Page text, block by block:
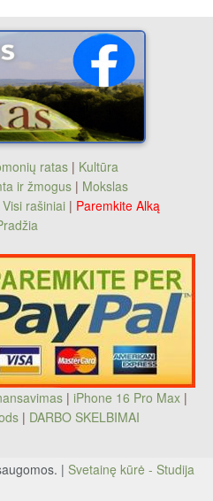
ratas| Kultūra
ir žmogus | Mokslas
Visi rašiniai | Paremkite Alką
| iPhone 16 Pro Max|
| DARBO SKELBIMAI
| Svetainę kūrė - Studija